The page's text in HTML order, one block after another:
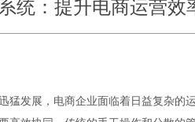
统：提升电商运营效
猛发展，电商企业面临着日益复杂的